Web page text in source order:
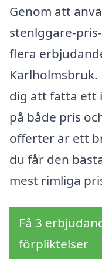
Genom att
stenlggare-
flera
dig att fatta ett
på både pris
offerter är ett
du får den
mest rimliga
Få 3
förpliktelser